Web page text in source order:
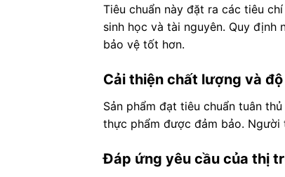
Tiêu chuẩn này đặt ra các tiêu
sinh học và tài nguyên. Quy định
bảo vệ tốt hơn.
Cải thiện chất lượng và
Sản phẩm đạt tiêu chuẩn tuân
thực phẩm được đảm bảo. Người
Đáp ứng yêu cầu của thị